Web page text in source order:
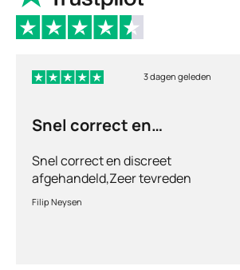
3 dagen geleden
Snel correct en
Snel correct en discreet
afgehandeld,Zeer tevreden
met de service en patiënt
vriendelijkheid.Vermoedelijk
Filip Neysen